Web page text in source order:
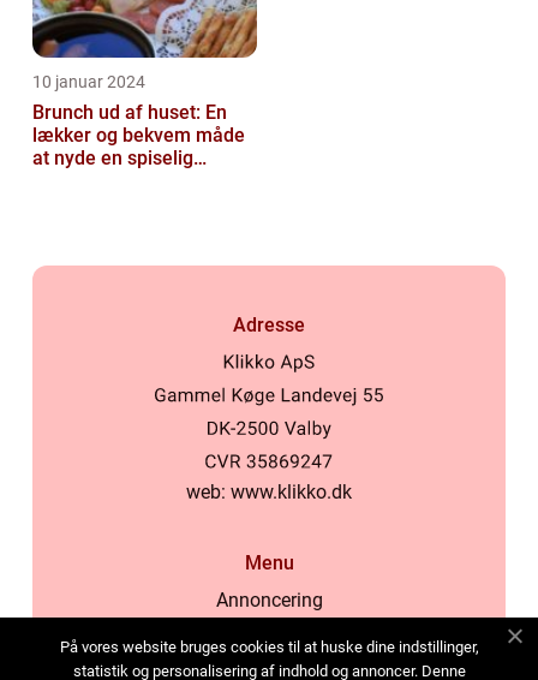
10 januar 2024
Brunch ud af huset: En
lækker og bekvem måde
at nyde en spiselig
Adresse
web: www.klikko.dk
Menu
Annoncering
Cookies
På vores website bruges cookies til at huske dine indstillinger,
statistik og personalisering af indhold og annoncer. Denne